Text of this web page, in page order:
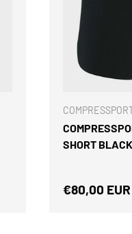
SHORT
Precio
€80,00 EUR